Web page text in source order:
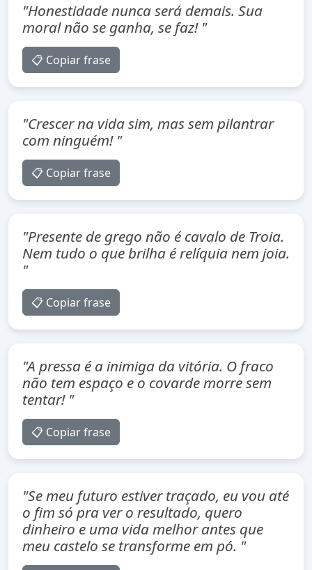
"Honestidade nunca será demais. Sua
moral não se ganha, se faz! "
📋 Copiar frase
"Crescer na vida sim, mas sem pilantrar
com ninguém! "
📋 Copiar frase
"Presente de grego não é cavalo de Troia.
Nem tudo o que brilha é relíquia nem joia.
"
📋 Copiar frase
"A pressa é a inimiga da vitória. O fraco
não tem espaço e o covarde morre sem
tentar! "
📋 Copiar frase
"Se meu futuro estiver traçado, eu vou até
o fim só pra ver o resultado, quero
dinheiro e uma vida melhor antes que
meu castelo se transforme em pó. "